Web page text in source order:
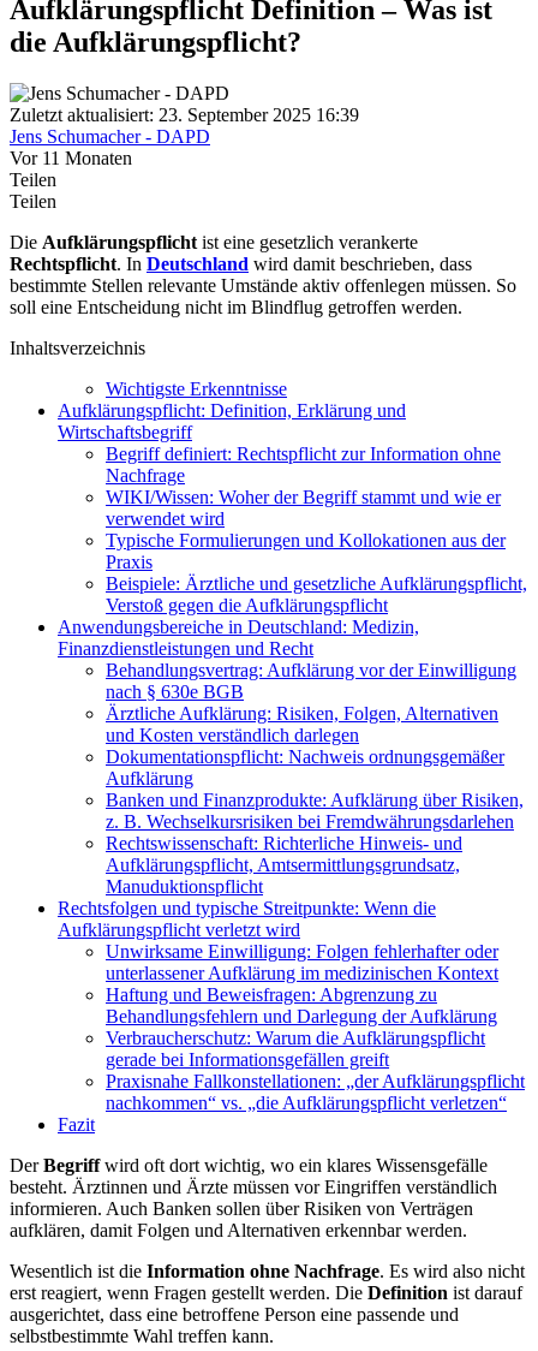
Aufklärungspflicht Definition – Was ist
die Aufklärungspflicht?
Zuletzt aktualisiert: 23. September 2025 16:39
Jens Schumacher - DAPD
Vor 11 Monaten
Teilen
Teilen
Die Aufklärungspflicht ist eine gesetzlich verankerte
Rechtspflicht. In Deutschland wird damit beschrieben, dass
bestimmte Stellen relevante Umstände aktiv offenlegen müssen. So
soll eine Entscheidung nicht im Blindflug getroffen werden.
Inhaltsverzeichnis
Wichtigste Erkenntnisse
Aufklärungspflicht: Definition, Erklärung und
Wirtschaftsbegriff
Begriff definiert: Rechtspflicht zur Information ohne
Nachfrage
WIKI/Wissen: Woher der Begriff stammt und wie er
verwendet wird
Typische Formulierungen und Kollokationen aus der
Praxis
Beispiele: Ärztliche und gesetzliche Aufklärungspflicht,
Verstoß gegen die Aufklärungspflicht
Anwendungsbereiche in Deutschland: Medizin,
Finanzdienstleistungen und Recht
Behandlungsvertrag: Aufklärung vor der Einwilligung
nach § 630e BGB
Ärztliche Aufklärung: Risiken, Folgen, Alternativen
und Kosten verständlich darlegen
Dokumentationspflicht: Nachweis ordnungsgemäßer
Aufklärung
Banken und Finanzprodukte: Aufklärung über Risiken,
z. B. Wechselkursrisiken bei Fremdwährungsdarlehen
Rechtswissenschaft: Richterliche Hinweis- und
Aufklärungspflicht, Amtsermittlungsgrundsatz,
Manuduktionspflicht
Rechtsfolgen und typische Streitpunkte: Wenn die
Aufklärungspflicht verletzt wird
Unwirksame Einwilligung: Folgen fehlerhafter oder
unterlassener Aufklärung im medizinischen Kontext
Haftung und Beweisfragen: Abgrenzung zu
Behandlungsfehlern und Darlegung der Aufklärung
Verbraucherschutz: Warum die Aufklärungspflicht
gerade bei Informationsgefällen greift
Praxisnahe Fallkonstellationen: „der Aufklärungspflicht
nachkommen“ vs. „die Aufklärungspflicht verletzen“
Fazit
DerBegriffwird oft dort wichtig, wo ein klares Wissensgefälle
besteht. Ärztinnen und Ärzte müssen vor Eingriffen verständlich
informieren. Auch Banken sollen über Risiken von Verträgen
aufklären, damit Folgen und Alternativen erkennbar werden.
Wesentlich ist die Information ohne Nachfrage. Es wird also nicht
erst reagiert, wenn Fragen gestellt werden. Die Definition ist darauf
ausgerichtet, dass eine betroffene Person eine passende und
selbstbestimmte Wahl treffen kann.